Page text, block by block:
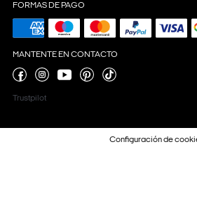
FORMAS DE PAGO
MANTENTE EN CONTACTO
Trustpilot
Configuración de